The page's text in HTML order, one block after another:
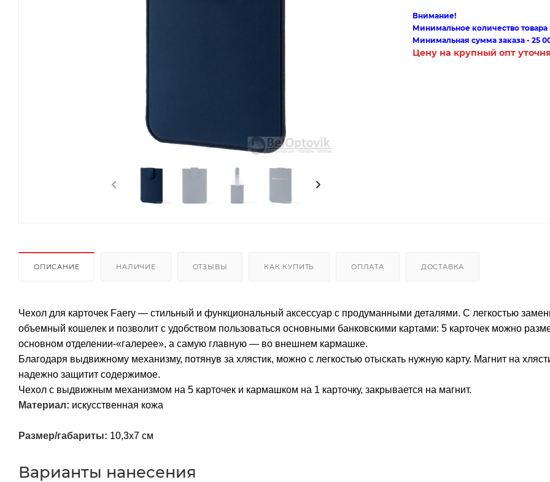
Внимание!
Минимальное количество товара
Минимальная сумма заказа - 25
Цену на крупный опт
ОПИСАНИЕ НАЛИЧИЕ ОТЗЫВЫ КАК КУПИТЬ ОПЛАТА ДОСТАВКА
Чехол для карточек Faery — стильный и функциональный аксессуар с продуманными деталями. C легкостью
объемный кошелек и позволит с удобством пользоваться основными банковскими картами: 5 карточек можно
основном отделении-«галерее», а самую главную — во внешнем кармашке.
Благодаря выдвижному механизму, потянув за хлястик, можно с легкостью отыскать нужную карту. Магнит на
надежно защитит содержимое.
Чехол с выдвижным механизмом на 5 карточек и кармашком на 1 карточку, закрывается на магнит.
Материал: искусственная кожа
Размер/габариты: 10,3х7 см
Варианты нанесения